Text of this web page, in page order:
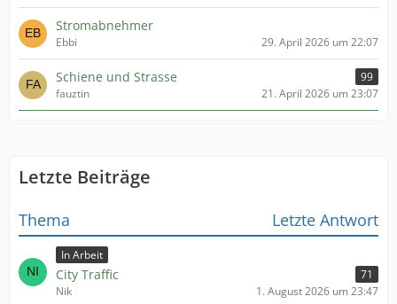
Stromabnehmer
Ebbi 29. April 2026 um 22:07
Schiene und Strasse
99
fauztin
21. April 2026 um 23:07
Letzte Beiträge
Thema Letzte Antwort
In Arbeit
City Traffic
71
Nik
1. August 2026 um 23:47